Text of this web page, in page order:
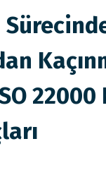
22000